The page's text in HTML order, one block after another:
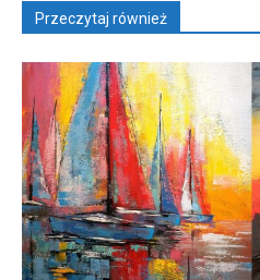
Przeczytaj również